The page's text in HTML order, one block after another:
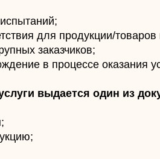
для продукции/
заказчиков;
в процессе оказания
выдается один из